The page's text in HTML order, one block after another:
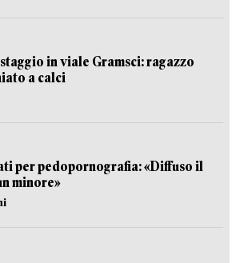
in viale Gramsci: ragazzo
a calci
per pedopornografia: «Diffuso il
minore»